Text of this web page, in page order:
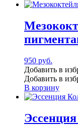
950 руб.
Добавить в
Добавить в
В корзину